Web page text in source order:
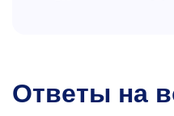
Ответы на